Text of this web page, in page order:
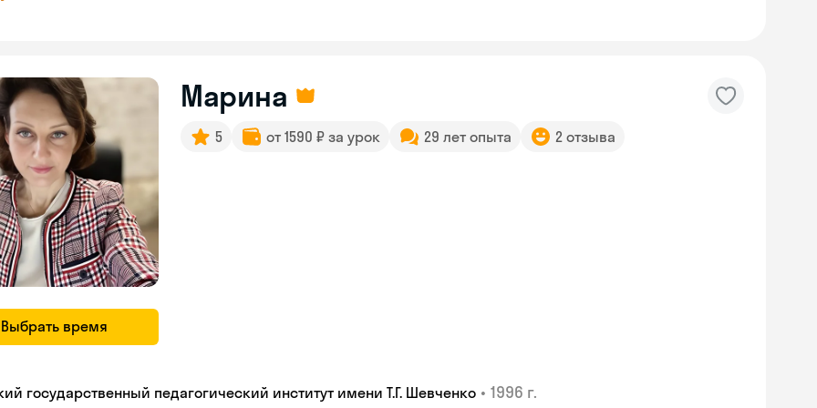
Выбрать время
Марина
5 от 1590 ₽ за урок 29 лет опыта 2 отзыва
государственный педагогический институт имени Т.Г. Шевченко • 1996 г.
online